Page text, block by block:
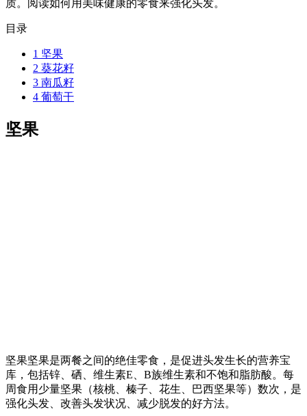
质。阅读如何用美味健康的零食来强化头发。
目录
1 坚果
2 葵花籽
3 南瓜籽
4 葡萄干
坚果
坚果坚果是两餐之间的绝佳零食，是促进头发生长的营养宝
库，包括锌、硒、维生素E、B族维生素和不饱和脂肪酸。每
周食用少量坚果（核桃、榛子、花生、巴西坚果等）数次，是
强化头发、改善头发状况、减少脱发的好方法。